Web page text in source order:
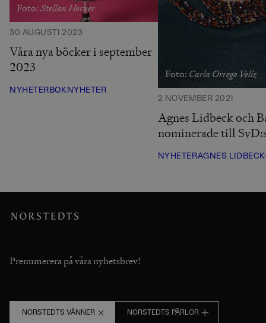
Foto:Stellan Herner
30 AUGUSTI 2023
Våra nya böcker i september
2023
NYHETER BOKNYHETER
Foto: Carla Orrego Veliz
2 NOVEMBER 2021
Agnes Lidbeck och
nominerade till
NYHETERAGNES LIDBECK
Prenumerera på våra nyhetsbrev!
NORSTEDTS VÄNNER NORSTEDTS PÄRLOR